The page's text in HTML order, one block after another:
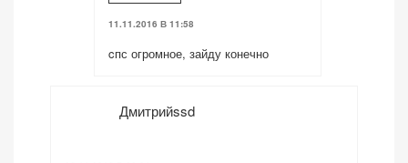
11.11.2016 В 11:58
cпс огромное, зайду конечно
Дмитрийssd